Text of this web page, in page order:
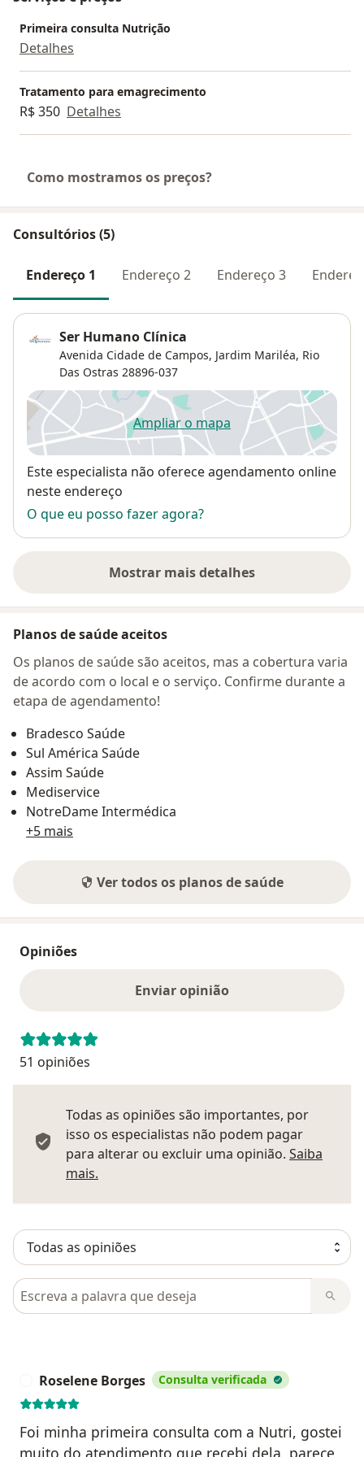
Primeira consulta Nutrição
Detalhes
Tratamento para emagrecimento
R$ 350 Detalhes
Como mostramos os preços?
Consultórios (5)
Endereço 1 Endereço 2 Endereço 3
Ser Humano Clínica
Avenida Cidade de Campos, Jardim Mariléa, Rio
Das Ostras 28896-037
Ampliar o mapaabre num novo separador
Disponibilidade
Este especialista não oferece agendamento online
neste endereço
O que eu posso fazer agora?
Mostrar mais detalhes
sobre o endereço
Planos de saúde aceitos
Os planos de saúde são aceitos, mas a cobertura varia
de acordo com o local e o serviço. Confirme durante a
etapa de agendamento!
Bradesco Saúde
Sul América Saúde
Assim Saúde
Mediservice
NotreDame Intermédica
+5 mais
Ver todos os planos de saúde
Opiniões
Enviar opinião
51 opiniões
Todas as opiniões são importantes, por
isso os especialistas não podem pagar
para alterar ou excluir uma opinião. Saiba
mais.
Pesquisar em opiniões
Roselene Borges Consulta verificada
Foi minha primeira consulta com a Nutri, gostei
muito do atendimento que recebi dela, parece